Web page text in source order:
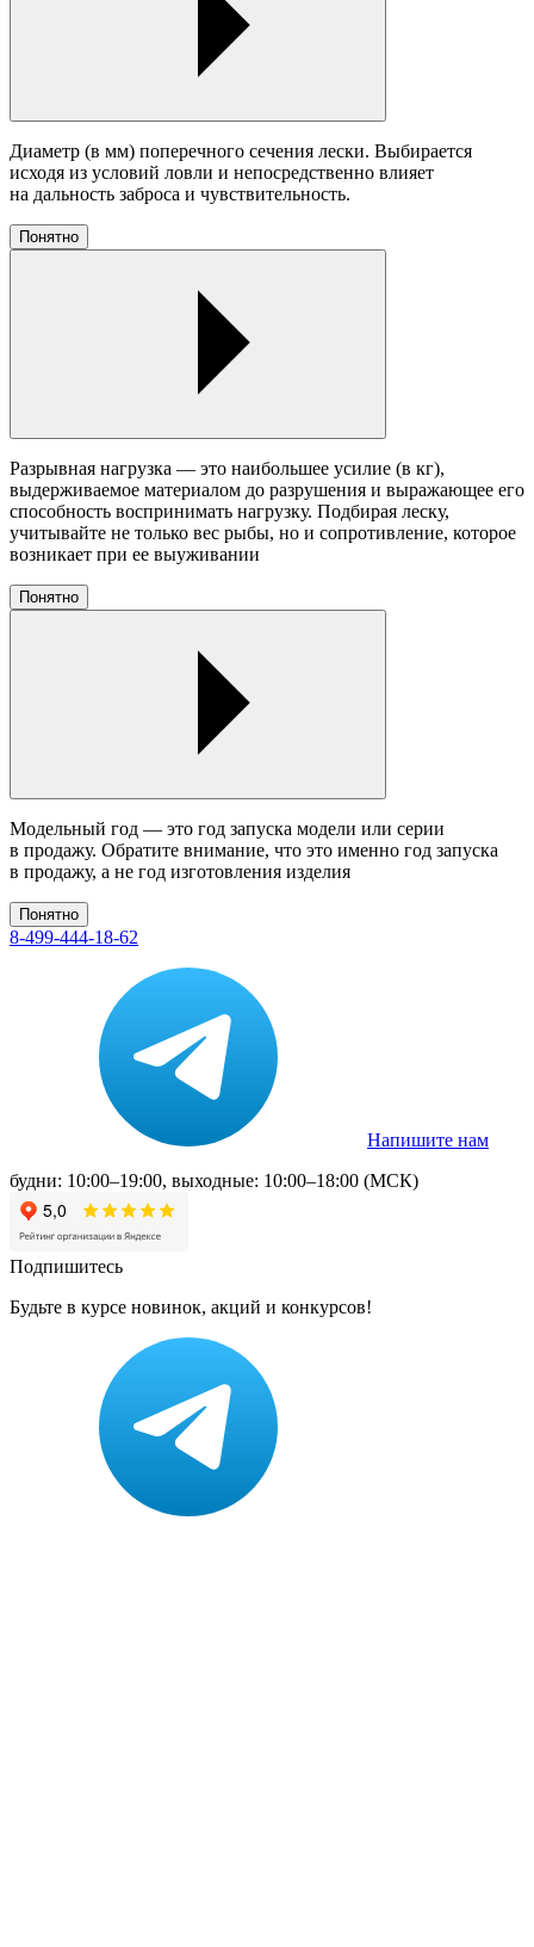
Диаметр (в мм) поперечного сечения лески. Выбирается
исходя из условий ловли и непосредственно влияет
на дальность заброса и чувствительность.
Понятно
Разрывная нагрузка — это наибольшее усилие (в кг),
выдерживаемое материалом до разрушения и выражающее его
способность воспринимать нагрузку. Подбирая леску,
учитывайте не только вес рыбы, но и сопротивление, которое
возникает при ее выуживании
Понятно
Модельный год — это год запуска модели или серии
в продажу. Обратите внимание, что это именно год запуска
в продажу, а не год изготовления изделия
Понятно
8-499-444-18-62
Напишите нам
будни: 10:00–19:00, выходные: 10:00–18:00 (МСК)
Подпишитесь
Будьте в курсе новинок, акций и конкурсов!